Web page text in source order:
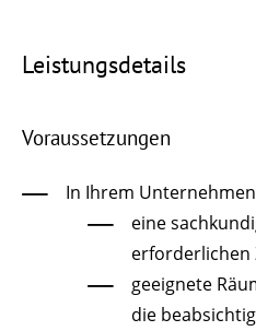
Leistungsdetails
Voraussetzungen
In Ihrem
eine
erforderlichen
geeignete
die